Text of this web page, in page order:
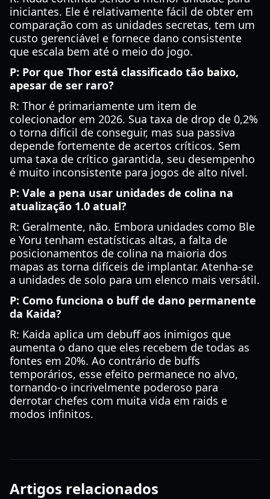
iniciantes. Ele é relativamente fácil de obter em
comparação com as unidades secretas, tem um
custo gerenciável e fornece dano consistente
que escala bem até o meio do jogo.
P: Por que Thor está classificado tão baixo,
apesar de ser raro?
R: Thor é primariamente um item de
colecionador em 2026. Sua taxa de drop de 0,2%
o torna difícil de conseguir, mas sua passiva
depende fortemente de acertos críticos. Sem
uma taxa de crítico garantida, seu desempenho
é muito inconsistente para jogos de alto nível.
P: Vale a pena usar unidades de colina na
atualização 1.0 atual?
R: Geralmente, não. Embora unidades como Ble
e Yoru tenham estatísticas altas, a falta de
posicionamentos de colina na maioria dos
mapas as torna difíceis de implantar. Atenha-se
a unidades de solo para um elenco mais versátil.
P: Como funciona o buff de dano permanente
da Kaida?
R: Kaida aplica um debuff aos inimigos que
aumenta o dano que eles recebem de todas as
fontes em 20%. Ao contrário de buffs
temporários, esse efeito permanece no alvo,
tornando-o incrivelmente poderoso para
derrotar chefes com muita vida em raids e
modos infinitos.
Artigos relacionados